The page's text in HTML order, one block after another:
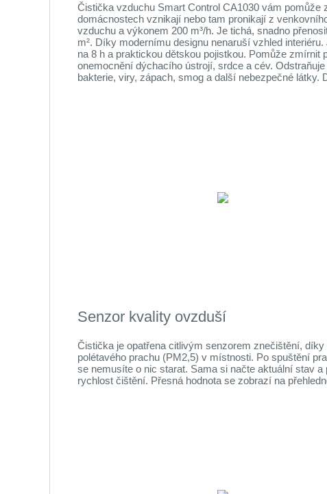
Čistička vzduchu Smart Control CA1030 vám pomůže
domácnostech vznikají nebo tam pronikají z
vzduchu a výkonem 200 m³/h. Je tichá, snadno
m². Díky modernímu designu nenaruší vzhled
na 8 h a praktickou dětskou pojistkou. Pomůže
onemocnění dýchacího ústrojí, srdce a cév.
bakterie, viry, zápach, smog a další nebezpečné látky.
Senzor kvality ovzduší
Čistička je opatřena citlivým senzorem znečištění,
polétavého prachu (PM2,5) v místnosti. Po spuštění
se nemusíte o nic starat. Sama si načte aktuální stav
rychlost čištění. Přesná hodnota se zobrazí na